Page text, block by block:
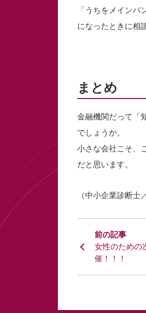
「うちをメイン
になったときに相
まとめ
金融機関だって「
でしょうか。
小さな会社こそ、
だと思います。
（中小企業診断士
女性のための
催！！！